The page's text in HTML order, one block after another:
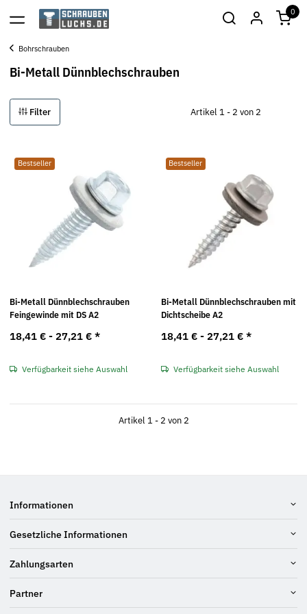
0
Bohrschrauben
Bi-Metall Dünnblechschrauben
Filter Artikel 1 - 2 von 2
Bestseller
Bi-Metall Dünnblechschrauben
Feingewinde mit DS A2
18,41 € - 27,21 € *
Verfügbarkeit siehe Auswahl
Bestseller
Bi-Metall Dünnblechschrauben mit
Dichtscheibe A2
18,41 € - 27,21 € *
Verfügbarkeit siehe Auswahl
Artikel 1 - 2 von 2
Informationen
Gesetzliche Informationen
Zahlungsarten
Partner